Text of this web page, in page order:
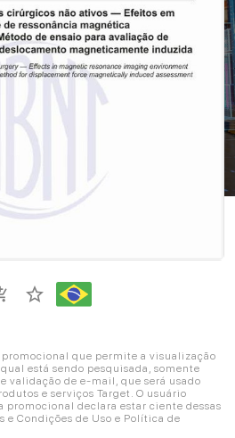
star_border
que permite a visualização
está sendo pesquisada, somente
validação de e-mail, que será usado
e serviços Target. O usuário
promocional declara estar ciente dessas
e Condições de Uso e Política de